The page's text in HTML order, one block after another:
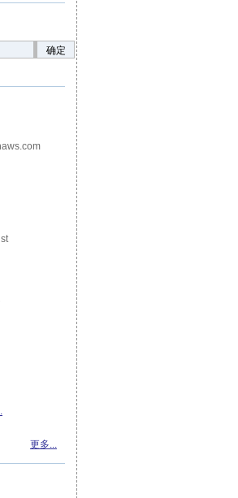
确定
更多...